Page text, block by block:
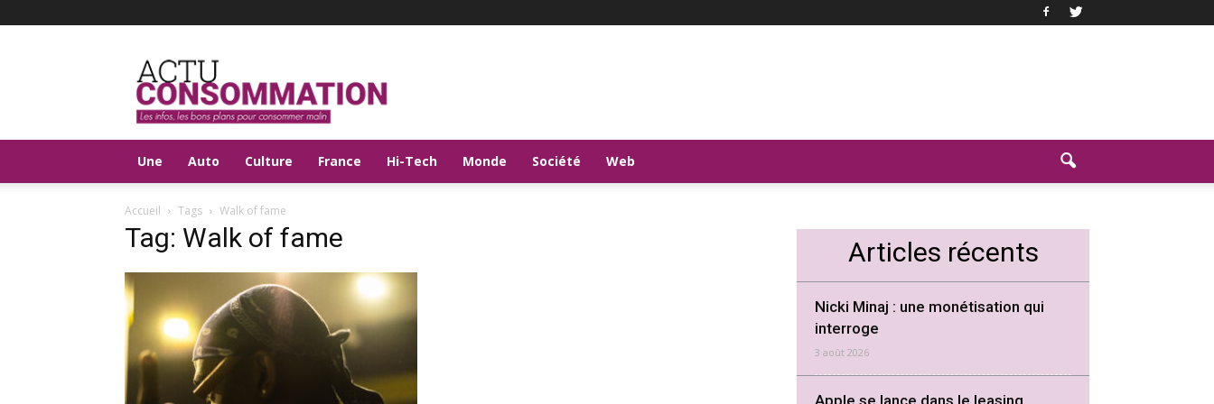
Actu
Consommation
Une Auto Culture France Hi-Tech Monde Société Web
Accueil Tags Walk of fame
Tag: Walk of fame Articles récents
Nicki Minaj : une monétisation qui
interroge
3 août 2026
Apple se lance dans le leasing